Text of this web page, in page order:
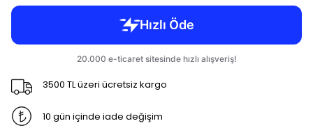
3500 TL üzeri ücretsiz kargo
10 gün içinde iade değişim